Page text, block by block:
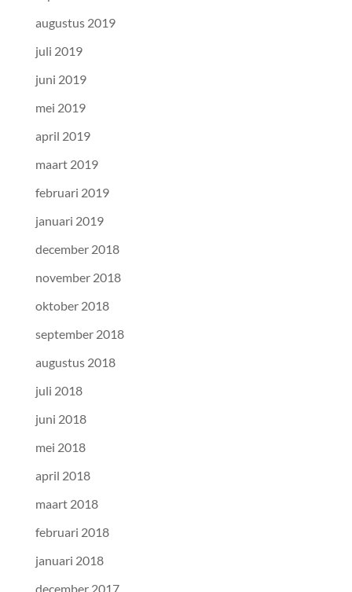
augustus 2019
juli 2019
juni 2019
mei 2019
april 2019
maart 2019
februari 2019
januari 2019
december 2018
november 2018
oktober 2018
september 2018
augustus 2018
juli 2018
juni 2018
mei 2018
april 2018
maart 2018
februari 2018
januari 2018
december 2017